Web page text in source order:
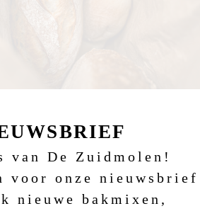
van De Zuidmolen!
onze nieuwsbrief
nieuwe bakmixen,